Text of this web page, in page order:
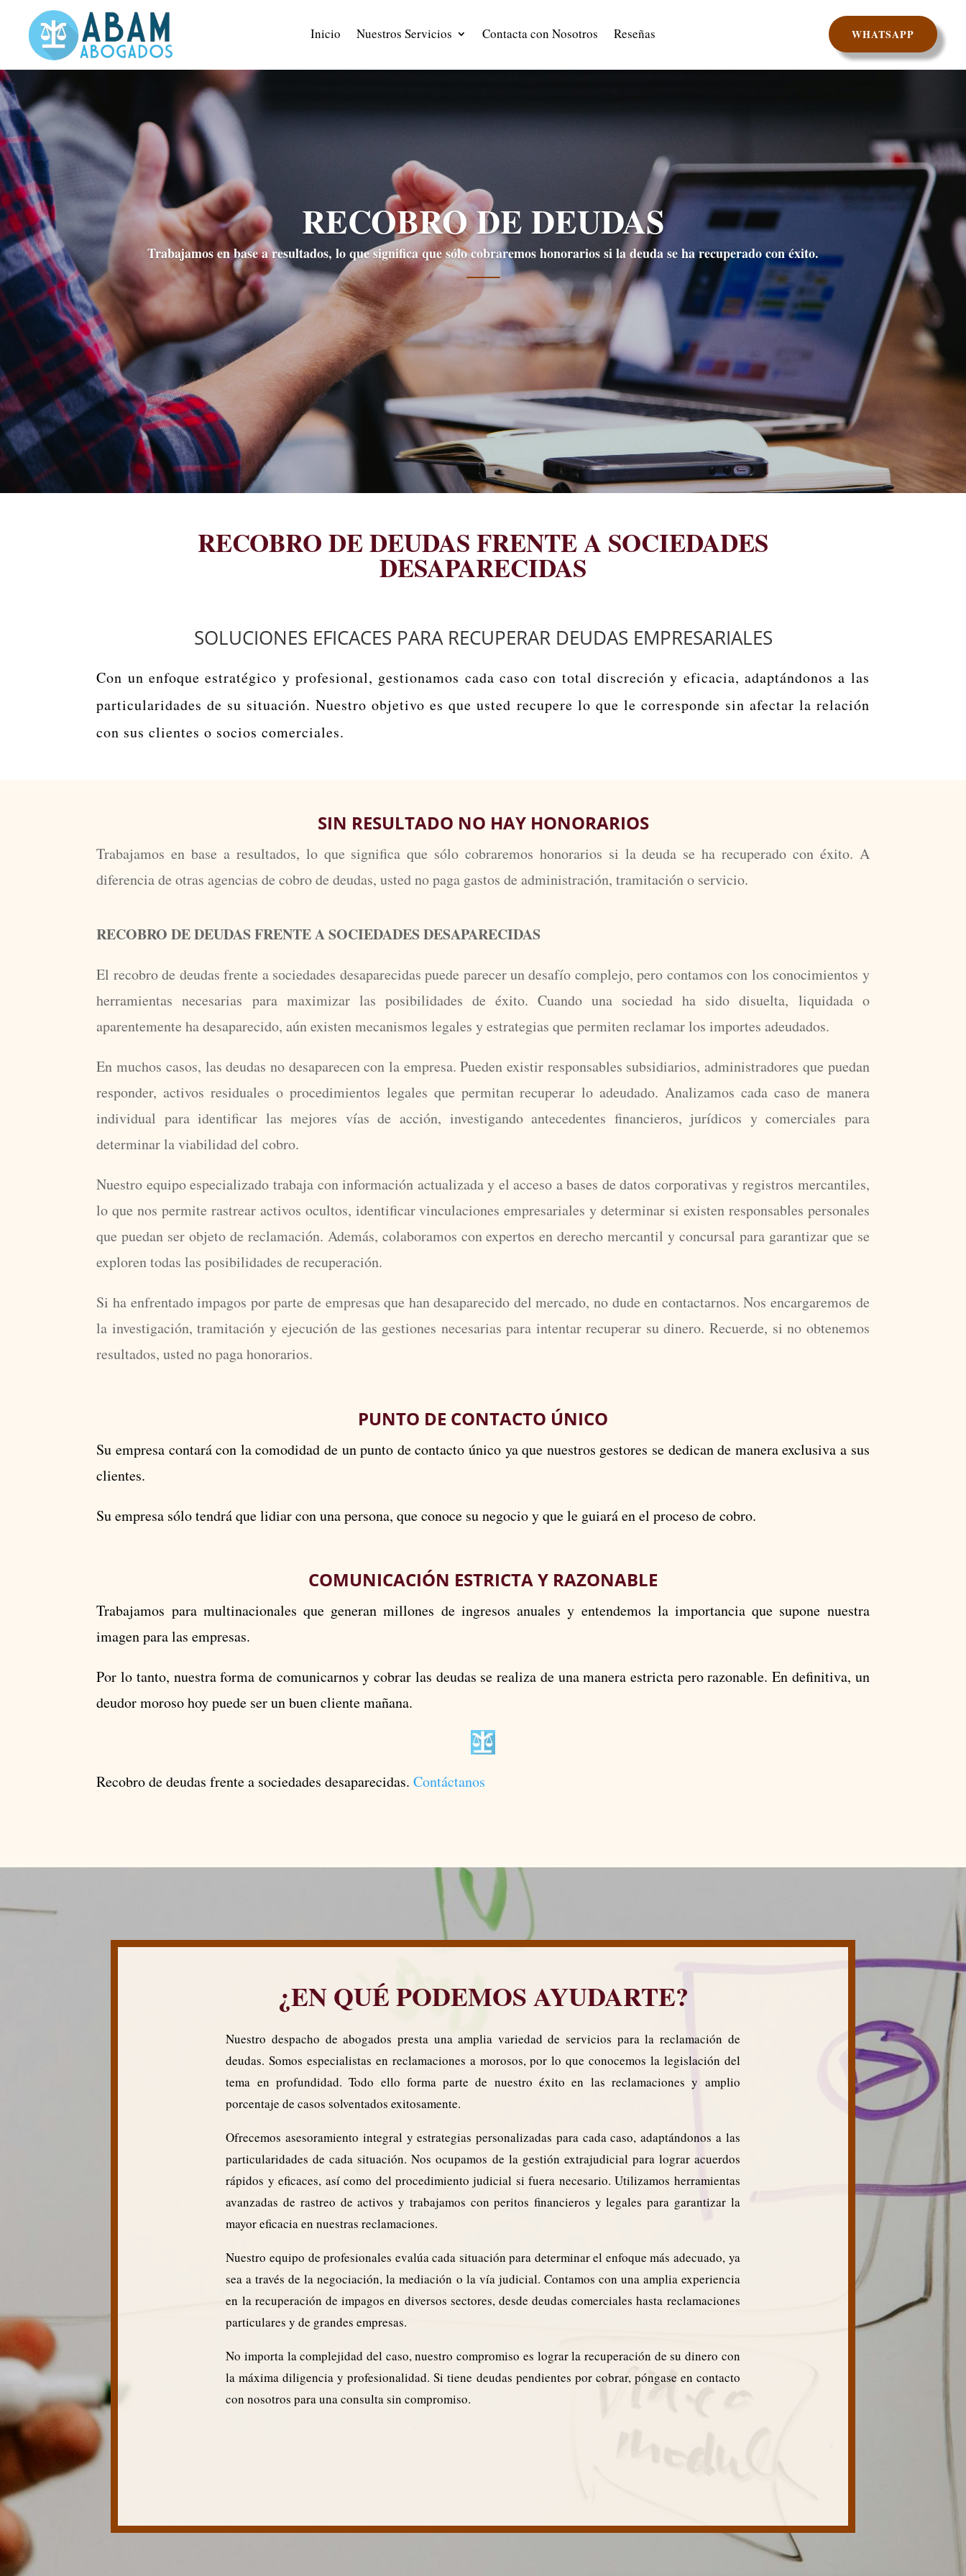
Inicio Nuestros Servicios Contacta con Nosotros Reseñas WHATSAPP
RECOBRO DE DEUDAS
Trabajamos en base a resultados, lo que significa que sólo cobraremos honorarios si la deuda se ha recuperado con éxito.
RECOBRO DE DEUDAS FRENTE A SOCIEDADES
DESAPARECIDAS
SOLUCIONES EFICACES PARA RECUPERAR DEUDAS EMPRESARIALES
Con un enfoque estratégico y profesional, gestionamos cada caso con total discreción y eficacia, adaptándonos a las
particularidades de su situación. Nuestro objetivo es que usted recupere lo que le corresponde sin afectar la relación
con sus clientes o socios comerciales.
SIN RESULTADO NO HAY HONORARIOS
Trabajamos en base a resultados, lo que significa que sólo cobraremos honorarios si la deuda se ha recuperado con éxito. A
diferencia de otras agencias de cobro de deudas, usted no paga gastos de administración, tramitación o servicio.
RECOBRO DE DEUDAS FRENTE A SOCIEDADES DESAPARECIDAS
El recobro de deudas frente a sociedades desaparecidas puede parecer un desafío complejo, pero contamos con los conocimientos y
herramientas necesarias para maximizar las posibilidades de éxito. Cuando una sociedad ha sido disuelta, liquidada o
aparentemente ha desaparecido, aún existen mecanismos legales y estrategias que permiten reclamar los importes adeudados.
En muchos casos, las deudas no desaparecen con la empresa. Pueden existir responsables subsidiarios, administradores que puedan
responder, activos residuales o procedimientos legales que permitan recuperar lo adeudado. Analizamos cada caso de manera
individual para identificar las mejores vías de acción, investigando antecedentes financieros, jurídicos y comerciales para
determinar la viabilidad del cobro.
Nuestro equipo especializado trabaja con información actualizada y el acceso a bases de datos corporativas y registros mercantiles,
lo que nos permite rastrear activos ocultos, identificar vinculaciones empresariales y determinar si existen responsables personales
que puedan ser objeto de reclamación. Además, colaboramos con expertos en derecho mercantil y concursal para garantizar que se
exploren todas las posibilidades de recuperación.
Si ha enfrentado impagos por parte de empresas que han desaparecido del mercado, no dude en contactarnos. Nos encargaremos de
la investigación, tramitación y ejecución de las gestiones necesarias para intentar recuperar su dinero. Recuerde, si no obtenemos
resultados, usted no paga honorarios.
PUNTO DE CONTACTO ÚNICO
Su empresa contará con la comodidad de un punto de contacto único ya que nuestros gestores se dedican de manera exclusiva a sus
clientes.
Su empresa sólo tendrá que lidiar con una persona, que conoce su negocio y que le guiará en el proceso de cobro.
COMUNICACIÓN ESTRICTA Y RAZONABLE
Trabajamos para multinacionales que generan millones de ingresos anuales y entendemos la importancia que supone nuestra
imagen para las empresas.
Por lo tanto, nuestra forma de comunicarnos y cobrar las deudas se realiza de una manera estricta pero razonable. En definitiva, un
deudor moroso hoy puede ser un buen cliente mañana.
Recobro de deudas frente a sociedades desaparecidas.Contáctanos
¿EN QUÉ PODEMOS AYUDARTE?
Nuestro despacho de abogados presta una amplia variedad de servicios para la reclamación de
deudas. Somos especialistas en reclamaciones a morosos, por lo que conocemos la legislación del
tema en profundidad. Todo ello forma parte de nuestro éxito en las reclamaciones y amplio
porcentaje de casos solventados exitosamente.
Ofrecemos asesoramiento integral y estrategias personalizadas para cada caso, adaptándonos a las
particularidades de cada situación. Nos ocupamos de la gestión extrajudicial para lograr acuerdos
rápidos y eficaces, así como del procedimiento judicial si fuera necesario. Utilizamos herramientas
avanzadas de rastreo de activos y trabajamos con peritos financieros y legales para garantizar la
mayor eficacia en nuestras reclamaciones.
Nuestro equipo de profesionales evalúa cada situación para determinar el enfoque más adecuado, ya
sea a través de la negociación, la mediación o la vía judicial. Contamos con una amplia experiencia
en la recuperación de impagos en diversos sectores, desde deudas comerciales hasta reclamaciones
particulares y de grandes empresas.
No importa la complejidad del caso, nuestro compromiso es lograr la recuperación de su dinero con
la máxima diligencia y profesionalidad. Si tiene deudas pendientes por cobrar, póngase en contacto
con nosotros para una consulta sin compromiso.